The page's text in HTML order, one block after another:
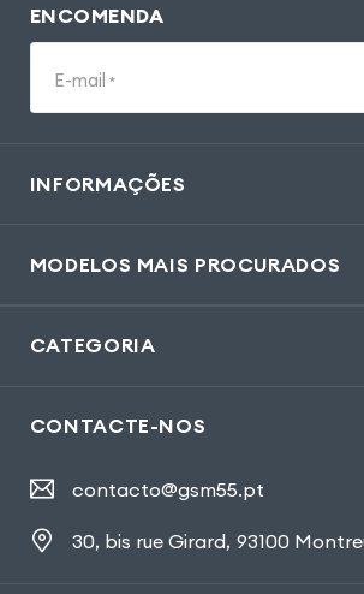
ENCOMENDA
E-mail *
INFORMAÇÕES
MODELOS MAIS PROCURADOS
CATEGORIA
CONTACTE-NOS
contacto@gsm55.pt
30, bis rue Girard, 93100